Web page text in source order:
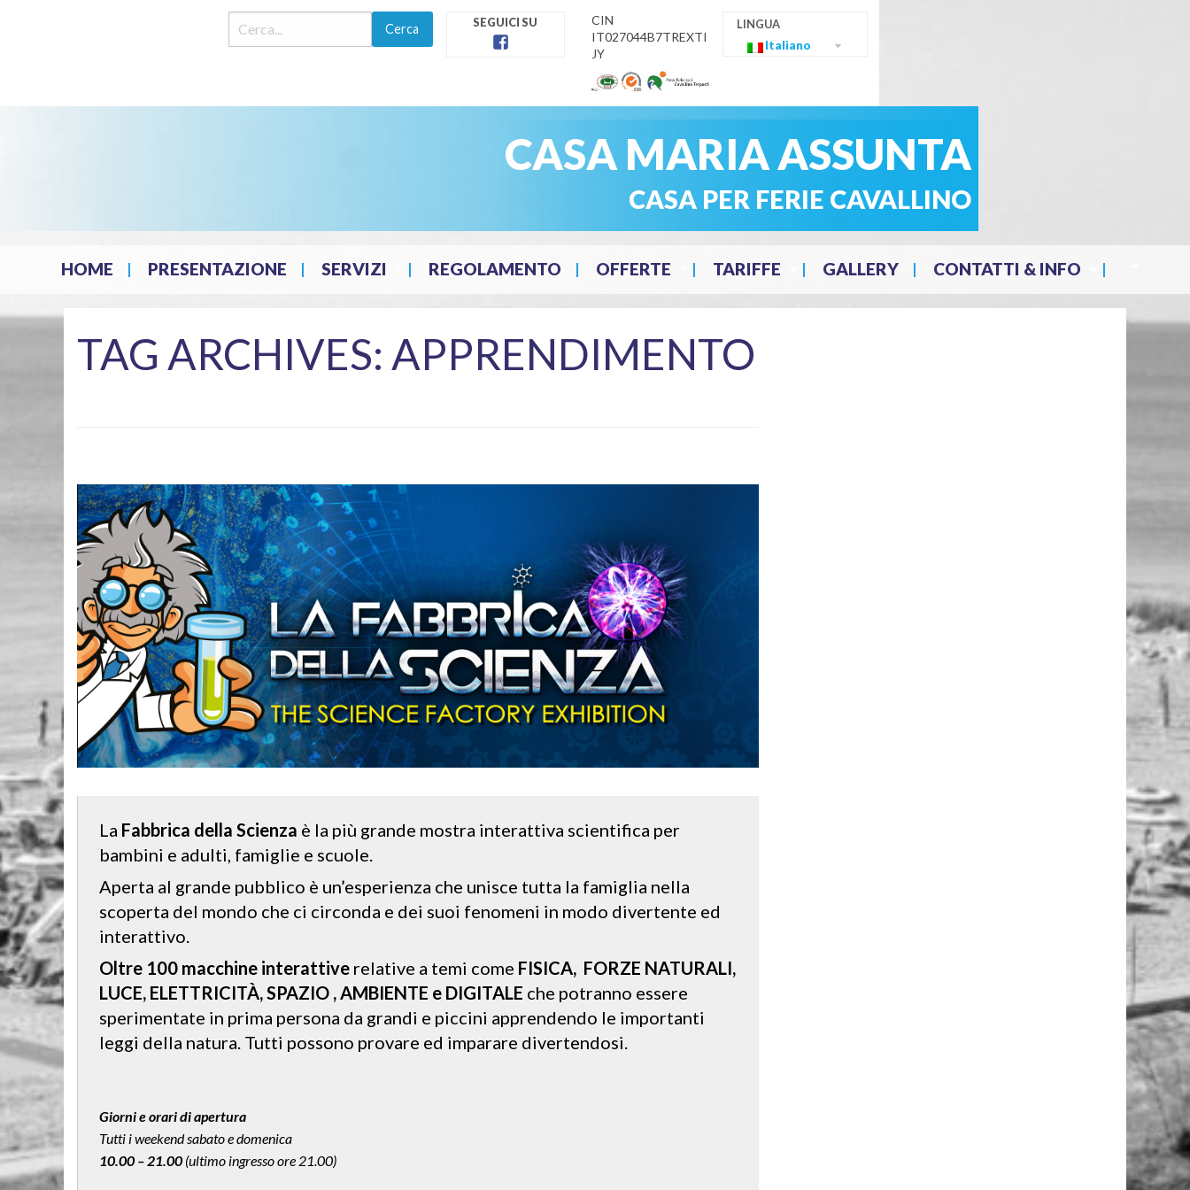
facebook
CIN
IT027044B7TREXTI
JY
Italiano
CASA MARIA ASSUNTA
CASA PER FERIE CAVALLINO
HOME PRESENTAZIONE SERVIZI REGOLAMENTO OFFERTE TARIFFE GALLERY CONTATTI & INFO
TAG ARCHIVES: APPRENDIMENTO
La Fabbrica della Scienza è la più grande mostra interattiva scientifica per
bambini e adulti, famiglie e scuole.
Aperta al grande pubblico è un’esperienza che unisce tutta la famiglia nella
scoperta del mondo che ci circonda e dei suoi fenomeni in modo divertente ed
interattivo.
Oltre 100 macchine interattive relative a temi come FISICA, FORZE NATURALI,
LUCE, ELETTRICITÀ, SPAZIO , AMBIENTE e DIGITALE che potranno essere
sperimentate in prima persona da grandi e piccini apprendendo le importanti
leggi della natura. Tutti possono provare ed imparare divertendosi.
Giorni e orari di apertura
Tutti i weekend sabato e domenica
10.00 – 21.00 (ultimo ingresso ore 21.00)